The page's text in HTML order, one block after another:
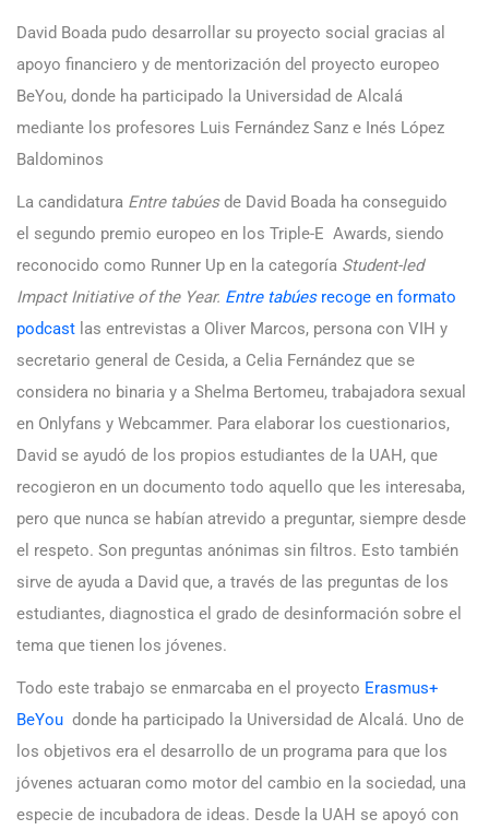
David Boada pudo desarrollar su proyecto social gracias al
apoyo financiero y de mentorización del proyecto europeo
BeYou, donde ha participado la Universidad de Alcalá
mediante los profesores Luis Fernández Sanz e Inés López
Baldominos
La candidatura Entre tabúesde David Boada ha conseguido
el segundo premio europeo en los Triple-E Awards, siendo
reconocido como Runner Up en la categoría Student-led
Impact Initiative of the Year. Entre tabúesrecoge en formato
podcast las entrevistas a Oliver Marcos, persona con VIH y
secretario general de Cesida, a Celia Fernández que se
considera no binaria y a Shelma Bertomeu, trabajadora sexual
en Onlyfans y Webcammer. Para elaborar los cuestionarios,
David se ayudó de los propios estudiantes de la UAH, que
recogieron en un documento todo aquello que les interesaba,
pero que nunca se habían atrevido a preguntar, siempre desde
el respeto. Son preguntas anónimas sin filtros. Esto también
sirve de ayuda a David que, a través de las preguntas de los
estudiantes, diagnostica el grado de desinformación sobre el
tema que tienen los jóvenes.
Todo este trabajo se enmarcaba en el proyecto Erasmus+
BeYou donde ha participado la Universidad de Alcalá. Uno de
los objetivos era el desarrollo de un programa para que los
jóvenes actuaran como motor del cambio en la sociedad, una
especie de incubadora de ideas. Desde la UAH se apoyó con